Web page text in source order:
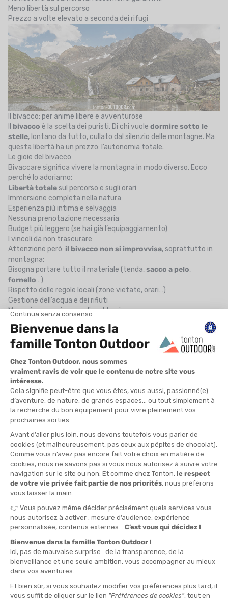
Meno libertà sul percorso
Prezzo a volte elevato a seconda dei rifugi
Il bivacco: per anime libere e avventurose
bivacco è la scelta dei puristi. Di chi vuole dormire sotto le
stelle, lontano da tutto, cullato dal silenzio delle montagne. Ma
questa libertà ha un prezzo: l’autonomia totale.
Le gioie del bivacco
Bivaccare significa vivere la montagna in modo diverso. Ecco
perché lo adoriamo:
Libertà totalesul percorso e sugli orari
Immersione completa nella natura
Esperienza più intima e selvaggia
Nessuna prenotazione necessaria
Budget più leggero (se hai già l’equipaggiamento)
I vincoli da non trascurare
Attenzione però: il bivacco non si improvvisa, soprattutto in
montagna:
Bisogna portare tutto il materiale (tenda,sacco a pelo,
fornello…)
Rispetto delle regole locali (zone vietate, orari…)
Gestione dell’acqua e dei rifiuti
Meno sicurezza in caso di problemi
Alcune regole per un bivacco responsabile
una discarica, ecco le basi delbivacco etico :
Montare la tenda al tramonto e smontarla all’alba
Non accendere fuochi (salvo zone autorizzate)
Rispettare la fauna e la flora
Non lasciare nulla dietro di sé (nemmeno i fazzoletti!)
Preferire le zone autorizzate o tollerate
A ognuno il suo stile, a ognuno la sua montagna. Per aiutarti a
vederci chiaro, poni le domande giuste. Sei principiante o
esperto? In famiglia o da solo? Desideri comfort o natura allo
stato bruto? Hai bisogno di leggerezza o sei pronto a portare
tutto il tuo campo sulle spalle? Non esiste una scelta giusta o
sbagliata, solo quella che corrisponde al tuo desiderio del
momento.
Piuttosto rifugio se sei:
Se sei alle prime armi,
parti con bambini o ami la convivialità, i